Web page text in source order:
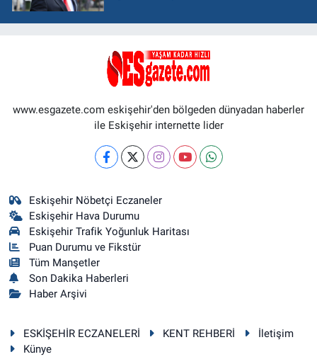
www.esgazete.com eskişehir'den bölgeden dünyadan haberler
ile Eskişehir internette lider
Eskişehir Nöbetçi Eczaneler
Eskişehir Hava Durumu
Eskişehir Trafik Yoğunluk Haritası
Puan Durumu ve Fikstür
Tüm Manşetler
Son Dakika Haberleri
Haber Arşivi
ESKİŞEHİR ECZANELERİ KENT REHBERİ
İletişim
Künye